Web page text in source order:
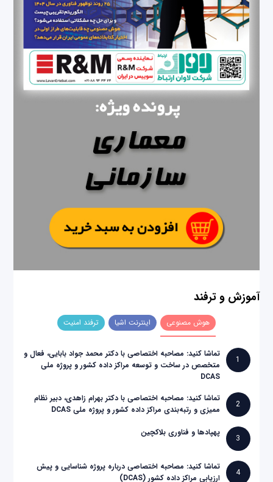
آموزش و ترفند
هوش مصنوعی اینترنت اشیا ترفند امنیت
1
تماشا کنید: مصاحبه اختصاصی با دکتر محمد جواد بابایی، فعال و
متخصص در ساخت و توسعه مراکز داده کشور و پروژه ملی
DCAS
2
تماشا کنید: مصاحبه اختصاصی با دکتر بهرام زاهدی، دبیر نظام
ممیزی و رتبه‌بندی مراکز داده کشور و پروژه ملی DCAS
3
پهپادها و فناوری بلاکچین
4
تماشا کنید: مصاحبه اختصاصی درباره پروژه شناسایی و پیش
ارزیابی مراکز داده کشور (DCAS)